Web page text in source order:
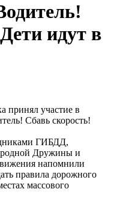
идут в
принял участие в
Сбавь скорость!
ГИБДД,
Дружины и
напомнили
правила дорожного
массового